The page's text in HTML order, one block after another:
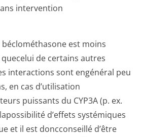
intervention
est moins
de certains autres
interactions sont engénéral peu
en cas d’utilisation
puissants du CYP3A (p. ex.
d’effets systémiques
et il est doncconseillé d’être